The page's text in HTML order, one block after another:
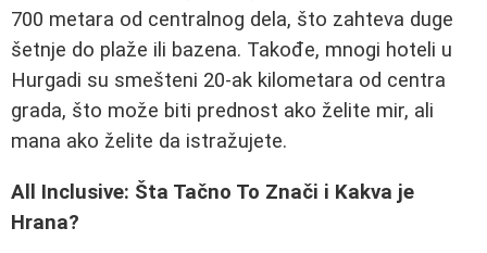
700 metara od centralnog dela, što zahteva duge
šetnje do plaže ili bazena. Takođe, mnogi hoteli u
Hurgadi su smešteni 20-ak kilometara od centra
grada, što može biti prednost ako želite mir, ali
mana ako želite da istražujete.
All Inclusive: Šta Tačno To Znači i Kakva je
Hrana?